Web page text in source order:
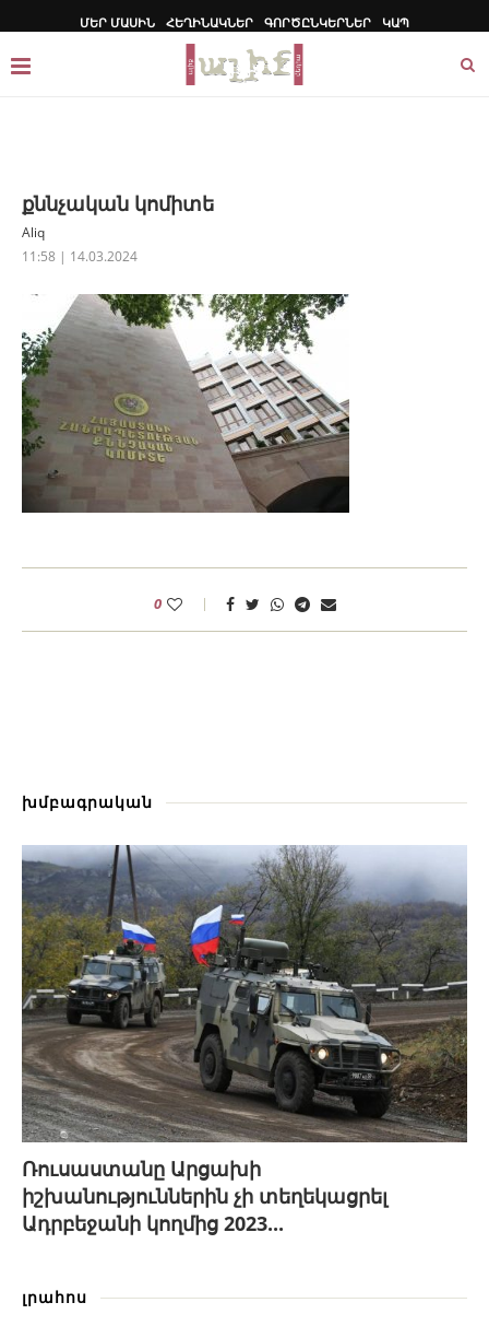
ՄԵՐ ՄԱՍԻՆ ՀԵՂԻՆԱԿՆԵՐ ԳՈՐԾԸՆԿԵՐՆԵՐ ԿԱՊ
քննչական կոմիտե
Aliq
11:58 | 14.03.2024
0
խմբագրական
Ռուսաստանը Արցախի
իշխանություններին չի տեղեկացրել
Ադրբեջանի կողմից 2023...
լրահոս